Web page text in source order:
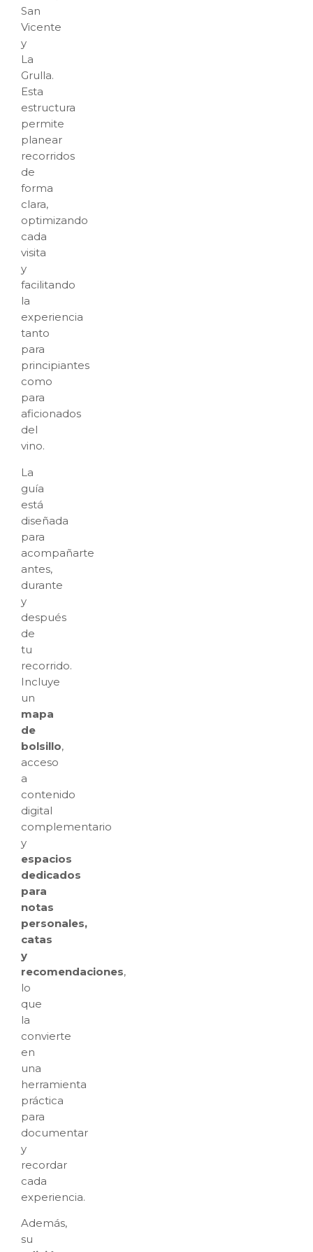
San
Vicente
y
La
Grulla.
Esta
estructura
permite
planear
recorridos
de
forma
clara,
optimizando
cada
visita
y
facilitando
la
experiencia
tanto
para
principiantes
como
para
aficionados
del
vino.
La
guía
está
diseñada
para
acompañarte
antes,
durante
y
después
de
tu
recorrido.
Incluye
un
mapa
de
bolsillo,
acceso
a
contenido
digital
complementario
y
espacios
dedicados
para
notas
personales,
catas
y
recomendaciones,
lo
que
la
convierte
en
una
herramienta
práctica
para
documentar
y
recordar
cada
experiencia.
Además,
su